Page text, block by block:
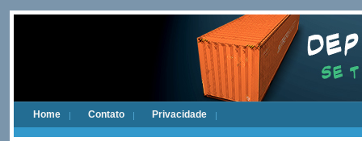
Home Contato Privacidade